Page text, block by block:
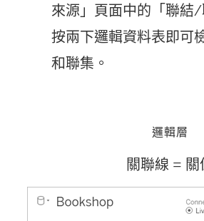
視
窗
開
來源」頁面中的「聯結/
按兩下邏輯資料表即可
和聯集。
邏輯層
關聯線 = 關